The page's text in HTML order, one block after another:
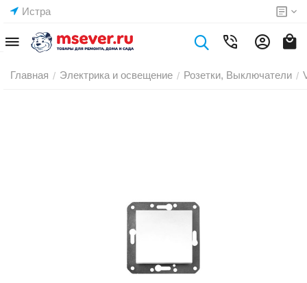
Истра
Главная / Электрика и освещение / Розетки, Выключатели /